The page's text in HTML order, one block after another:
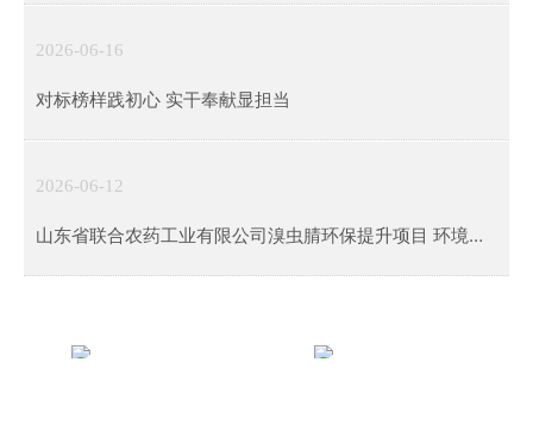
2026-06-16
对标榜样践初心 实干奉献显担当
2026-06-12
山东省联合农药工业有限公司溴虫腈环保提升项目 环境影
响评价第二次公示